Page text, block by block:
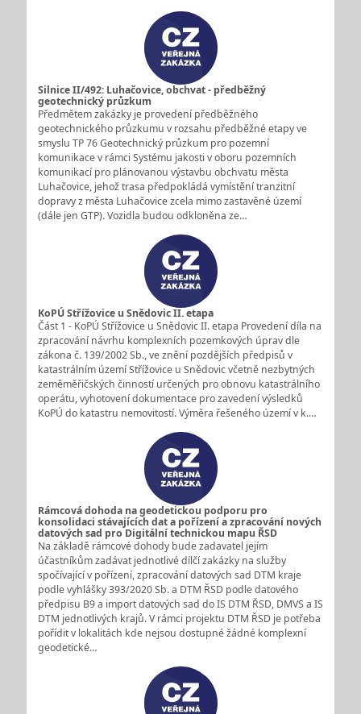
Silnice II/492: Luhačovice, obchvat - předběžný
geotechnický průzkum
Předmětem zakázky je provedení předběžného
geotechnického průzkumu v rozsahu předběžné etapy ve
smyslu TP 76 Geotechnický průzkum pro pozemní
komunikace v rámci Systému jakosti v oboru pozemních
komunikací pro plánovanou výstavbu obchvatu města
Luhačovice, jehož trasa předpokládá vymístění tranzitní
dopravy z města Luhačovice zcela mimo zastavěné území
(dále jen GTP). Vozidla budou odkloněna ze…
KoPÚ Střížovice u Snědovic II. etapa
Část 1 - KoPÚ Střížovice u Snědovic II. etapa Provedení díla na
zpracování návrhu komplexních pozemkových úprav dle
zákona č. 139/2002 Sb., ve znění pozdějších předpisů v
katastrálním území Střížovice u Snědovic včetně nezbytných
zeměměřičských činností určených pro obnovu katastrálního
operátu, vyhotovení dokumentace pro zavedení výsledků
KoPÚ do katastru nemovitostí. Výměra řešeného území v k.…
Rámcová dohoda na geodetickou podporu pro
konsolidaci stávajících dat a pořízení a zpracování nových
datových sad pro Digitální technickou mapu ŘSD
Na základě rámcové dohody bude zadavatel jejím
účastníkům zadávat jednotlivé dílčí zakázky na služby
spočívající v pořízení, zpracování datových sad DTM kraje
podle vyhlášky 393/2020 Sb. a DTM ŘSD podle datového
předpisu B9 a import datových sad do IS DTM ŘSD, DMVS a IS
DTM jednotlivých krajů. V rámci projektu DTM ŘSD je potřeba
pořídit v lokalitách kde nejsou dostupné žádné komplexní
geodetické…